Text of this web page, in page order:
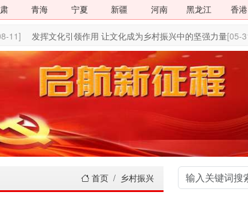
密切党群关系
传递党的声音
青海 宁夏 新疆 河南 黑龙江 香港
发挥文化引领作用 让文化成为乡村振兴中的坚强力量[05-31]
首页 乡村振兴